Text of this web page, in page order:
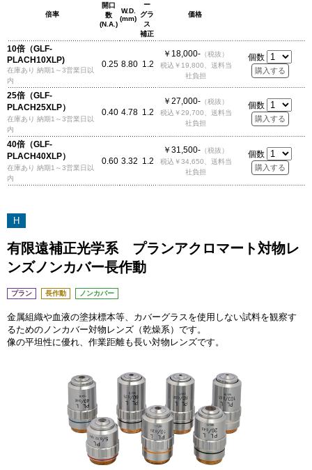
倍率
開口
数
(N.A.)
W.D.
(mm)
ー
グラ
ス
補正
価格
10倍（GLF-
PLACH10XLP)
在庫あり 納期1～3営業日以
内
0.25 8.80 1.2
￥18,000- （税抜）
税込￥19,800、送料当
社負担
個数
25倍（GLF-
PLACH25XLP）
在庫あり 納期1～3営業日以
内
0.40 4.78 1.2
￥27,000- （税抜）
税込￥29,700、送料当
社負担
個数
40倍（GLF-
PLACH40XLP）
在庫あり 納期1～3営業日以
内
0.60 3.32 1.2
￥31,500- （税抜）
税込￥34,650、送料当
社負担
個数
H
有限遠補正光学系 プランアクロマート対物レ
ンズノンカバー長作動
プラン 長作動 ノンカバー
金属組織や血液の塗抹標本等、カバーグラスを使用しない試料を観察す
るためのノンカバー対物レンズ（乾燥系）です。
像の平坦性に優れ、作業距離も長い対物レンズです。